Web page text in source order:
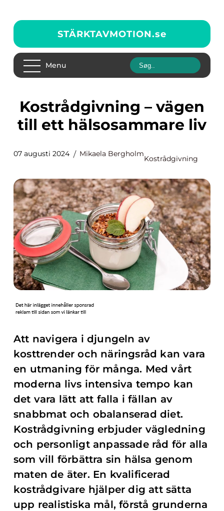
STÄRKTAVMOTION.se
Menu
Kostrådgivning – vägen
till ett hälsosammare liv
07 augusti 2024 Mikaela Bergholm
Kostrådgivning
Att navigera i djungeln av
kosttrender och näringsråd kan vara
en utmaning för många. Med vårt
moderna livs intensiva tempo kan
det vara lätt att falla i fällan av
snabbmat och obalanserad diet.
Kostrådgivning erbjuder vägledning
och personligt anpassade råd för alla
som vill förbättra sin hälsa genom
maten de äter. En kvalificerad
kostrådgivare hjälper dig att sätta
upp realistiska mål, förstå grunderna